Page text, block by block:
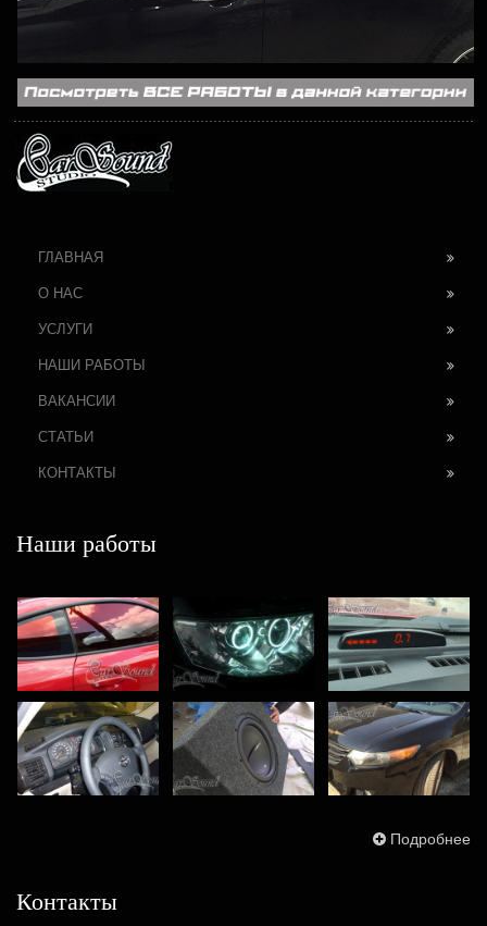
ГЛАВНАЯ
О НАС
УСЛУГИ
НАШИ РАБОТЫ
ВАКАНСИИ
СТАТЬИ
КОНТАКТЫ
Наши работы
Подробнее
Контакты